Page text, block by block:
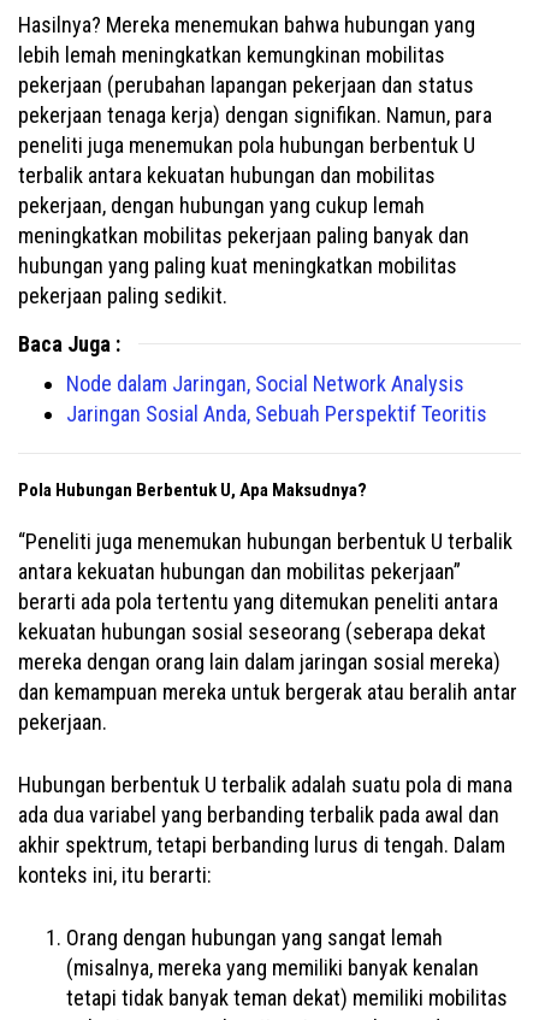
Hasilnya? Mereka menemukan bahwa hubungan yang
lebih lemah meningkatkan kemungkinan mobilitas
pekerjaan (perubahan lapangan pekerjaan dan status
pekerjaan tenaga kerja) dengan signifikan. Namun, para
peneliti juga menemukan pola hubungan berbentuk U
terbalik antara kekuatan hubungan dan mobilitas
pekerjaan, dengan hubungan yang cukup lemah
meningkatkan mobilitas pekerjaan paling banyak dan
hubungan yang paling kuat meningkatkan mobilitas
pekerjaan paling sedikit.
Baca Juga :
Node dalam Jaringan, Social Network Analysis
Jaringan Sosial Anda, Sebuah Perspektif Teoritis
Pola Hubungan Berbentuk U, Apa Maksudnya?
“Peneliti juga menemukan hubungan berbentuk U terbalik
antara kekuatan hubungan dan mobilitas pekerjaan”
berarti ada pola tertentu yang ditemukan peneliti antara
kekuatan hubungan sosial seseorang (seberapa dekat
mereka dengan orang lain dalam jaringan sosial mereka)
dan kemampuan mereka untuk bergerak atau beralih antar
pekerjaan.
Hubungan berbentuk U terbalik adalah suatu pola di mana
ada dua variabel yang berbanding terbalik pada awal dan
akhir spektrum, tetapi berbanding lurus di tengah. Dalam
konteks ini, itu berarti:
Orang dengan hubungan yang sangat lemah
(misalnya, mereka yang memiliki banyak kenalan
tetapi tidak banyak teman dekat) memiliki mobilitas